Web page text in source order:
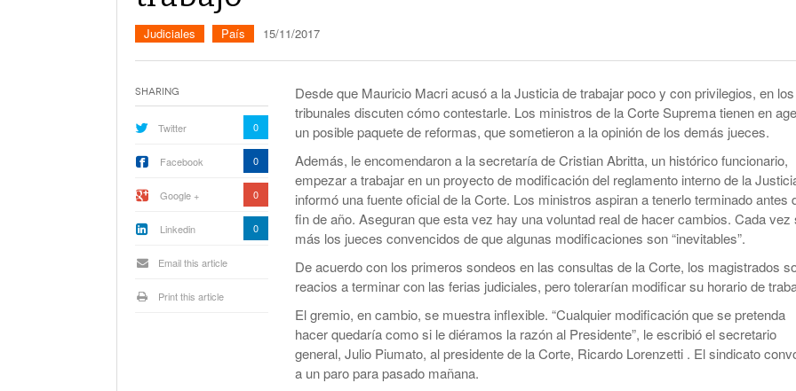
Política
Expectativa Por La Cumbre Entre Milei Y
Bomba Electoral: El Gobierno Saca
Van A Investigar La Ruta Del Fentanilo Mortal Cristina No Quiso Devolver Ni Un Sólo Peso
Orden Judicial En Estados Unidos Para
Congelar 280 Millones Vinculados A $LIBRA
El Gobierno Lanza Un Servicio Militar
Voluntario: “Fuego Sagrado”
Kicillof Lanzo El MDF Con Una Demostración
De La Oposición A Milei- 1 year ago
Axel Kicillof Despidió A Pepe Mujica Y Pidió
ago
View All
Judiciales País 15/11/2017
Desde que Mauricio Macri acusó a la Justicia de trabajar poco y con privilegios, en los
tribunales discuten cómo contestarle. Los ministros de la Corte Suprema tienen en
un posible paquete de reformas, que sometieron a la opinión de los demás jueces.
Además, le encomendaron a la secretaría de Cristian Abritta, un histórico funcionario,
empezar a trabajar en un proyecto de modificación del reglamento interno de la
informó una fuente oficial de la Corte. Los ministros aspiran a tenerlo terminado antes
fin de año. Aseguran que esta vez hay una voluntad real de hacer cambios. Cada vez
más los jueces convencidos de que algunas modificaciones son “inevitables”.
De acuerdo con los primeros sondeos en las consultas de la Corte, los magistrados
reacios a terminar con las ferias judiciales, pero tolerarían modificar su horario de
El gremio, en cambio, se muestra inflexible. “Cualquier modificación que se pretenda
hacer quedaría como si le diéramos la razón al Presidente”, le escribió el secretario
general, Julio Piumato, al presidente de la Corte, Ricardo Lorenzetti . El sindicato
a un paro para pasado mañana.
Sharing
Twitter 0
Facebook 0
Google + 0
Linkedin 0
Email this article
Print this article